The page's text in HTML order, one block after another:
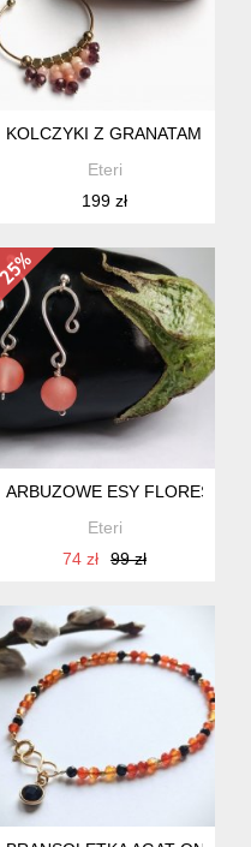
KAMIENIAMI
KOLCZYKI Z GRANATAMI I
Eteri
199 zł
ARBUZOWE ESY FLORESY
Eteri
74 zł
99 zł